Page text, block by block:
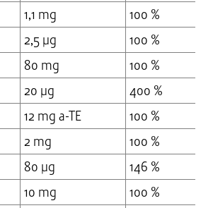
1,1 mg
100 %
2,5 µg
100 %
80 mg
100 %
20 µg
400 %
12 mg a-TE
100 %
2 mg
100 %
80 µg
146 %
10 mg
100 %